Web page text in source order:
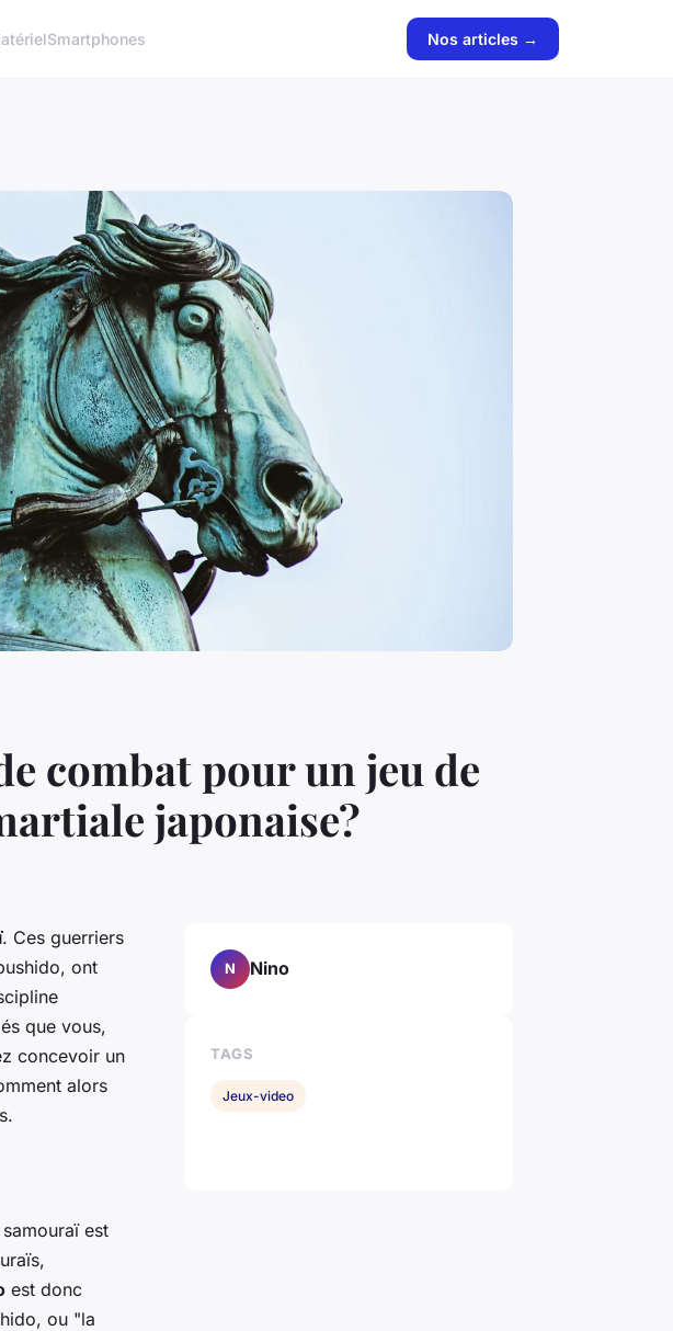
Smartphones Nos articles →
combat pour un jeu de
japonaise?
. Ces guerriers
, ont
que vous,
concevoir un
alors
est
est donc
ou "la
N Nino
TAGS
Jeux-video